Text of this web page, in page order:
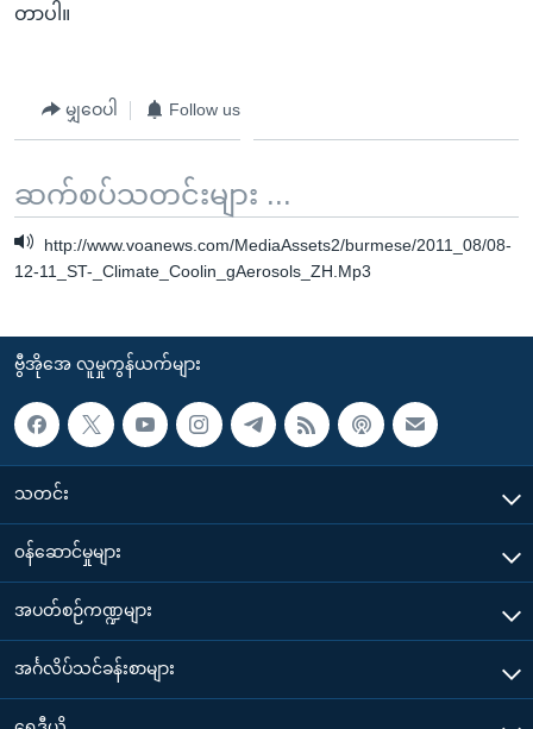
ကျော်
တာပါ။
မျှဝေပါ Follow us
ဆက်စပ်သတင်းများ ...
http://www.voanews.com/MediaAssets2/burmese/2011_08/08-
12-11_ST-_Climate_Coolin_gAerosols_ZH.Mp3
ဗွီအိုအေ လူမှုကွန်ယက်များ
သတင်း
၀န်ဆောင်မှုများ
အပတ်စဉ်ကဏ္ဍများ
အင်္ဂလိပ်သင်ခန်းစာများ